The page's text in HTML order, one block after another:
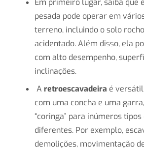
Em primeiro lugar, saiba que
pesada pode operar em
terreno, incluindo o solo
acidentado. Além disso, ela
com alto desempenho,
inclinações.
A retroescavadeira é
com uma concha e uma
“coringa” para inúmeros
diferentes. Por exemplo,
demolições, movimentação